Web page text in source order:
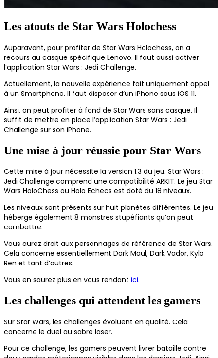
Les atouts de Star Wars Holochess
Auparavant, pour profiter de Star Wars Holochess, on a
recours au casque spécifique Lenovo. Il faut aussi activer
l’application Star Wars : Jedi Challenge.
Actuellement, la nouvelle expérience fait uniquement appel
à un Smartphone. Il faut disposer d’un iPhone sous iOS 11.
Ainsi, on peut profiter à fond de Star Wars sans casque. Il
suffit de mettre en place l’application Star Wars : Jedi
Challenge sur son iPhone.
Une mise à jour réussie pour Star Wars
Cette mise à jour nécessite la version 1.3 du jeu. Star Wars :
Jedi Challenge comprend une compatibilité ARKIT. Le jeu Star
Wars HoloChess ou Holo Echecs est doté du 18 niveaux.
Les niveaux sont présents sur huit planètes différentes. Le jeu
héberge également 8 monstres stupéfiants qu’on peut
combattre.
Vous aurez droit aux personnages de référence de Star Wars.
Cela concerne essentiellement Dark Maul, Dark Vador, Kylo
Ren et tant d’autres.
Vous en saurez plus en vous rendant ici.
Les challenges qui attendent les gamers
Sur Star Wars, les challenges évoluent en qualité. Cela
concerne le duel au sabre laser.
Pour ce challenge, les gamers peuvent livrer bataille contre